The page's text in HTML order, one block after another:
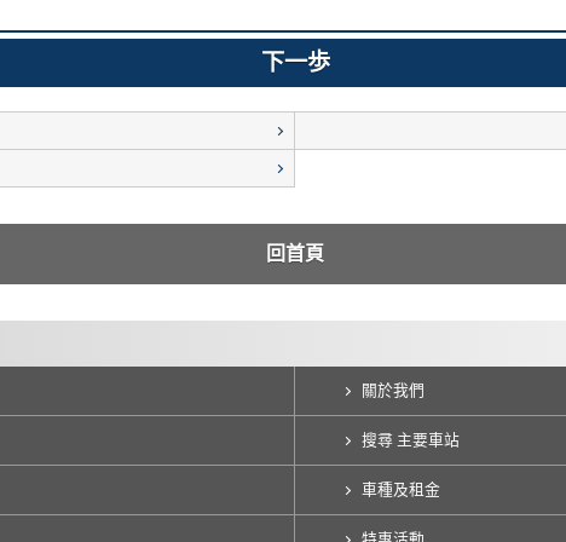
回首頁
關於我們
搜尋 主要車站
車種及租金